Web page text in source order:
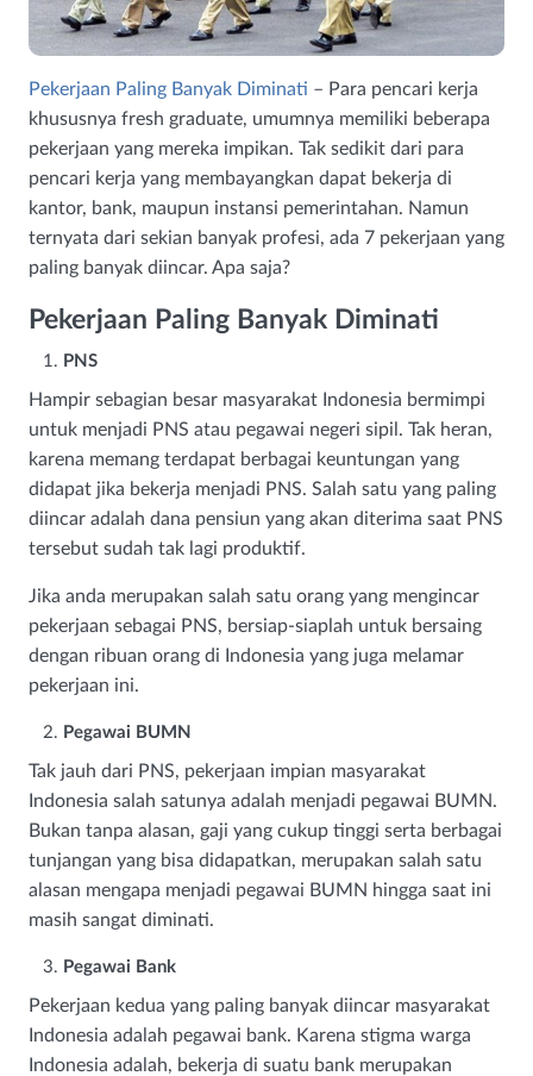
Pekerjaan Paling Banyak Diminati – Para pencari kerja
khususnya fresh graduate, umumnya memiliki beberapa
pekerjaan yang mereka impikan. Tak sedikit dari para
pencari kerja yang membayangkan dapat bekerja di
kantor, bank, maupun instansi pemerintahan. Namun
ternyata dari sekian banyak profesi, ada 7 pekerjaan yang
paling banyak diincar. Apa saja?
Pekerjaan Paling Banyak Diminati
PNS
Hampir sebagian besar masyarakat Indonesia bermimpi
untuk menjadi PNS atau pegawai negeri sipil. Tak heran,
karena memang terdapat berbagai keuntungan yang
didapat jika bekerja menjadi PNS. Salah satu yang paling
diincar adalah dana pensiun yang akan diterima saat PNS
tersebut sudah tak lagi produktif.
Jika anda merupakan salah satu orang yang mengincar
pekerjaan sebagai PNS, bersiap-siaplah untuk bersaing
dengan ribuan orang di Indonesia yang juga melamar
pekerjaan ini.
Pegawai BUMN
Tak jauh dari PNS, pekerjaan impian masyarakat
Indonesia salah satunya adalah menjadi pegawai BUMN.
Bukan tanpa alasan, gaji yang cukup tinggi serta berbagai
tunjangan yang bisa didapatkan, merupakan salah satu
alasan mengapa menjadi pegawai BUMN hingga saat ini
masih sangat diminati.
Pegawai Bank
Pekerjaan kedua yang paling banyak diincar masyarakat
Indonesia adalah pegawai bank. Karena stigma warga
Indonesia adalah, bekerja di suatu bank merupakan